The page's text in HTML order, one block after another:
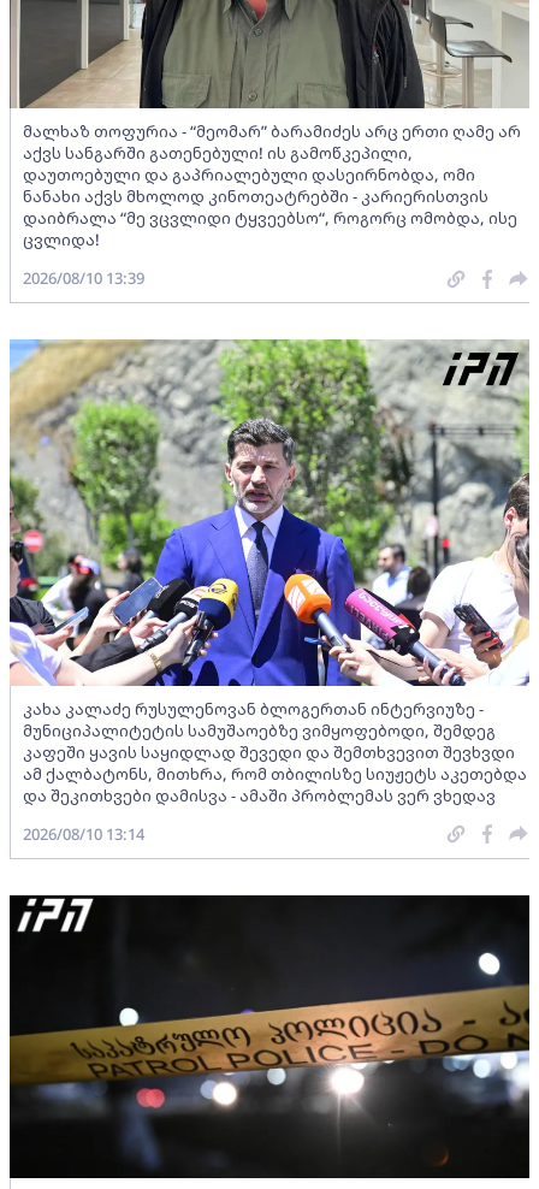
მალხაზ თოფურია - “მეომარ” ბარამიძეს არც ერთი ღამე არ
აქვს სანგარში გათენებული! ის გამოწკეპილი,
დაუთოებული და გაპრიალებული დასეირნობდა, ომი
ნანახი აქვს მხოლოდ კინოთეატრებში - კარიერისთვის
დაიბრალა “მე ვცვლიდი ტყვეებსო“, როგორც ომობდა, ისე
ცვლიდა!
2026/08/10 13:39
კახა კალაძე რუსულენოვან ბლოგერთან ინტერვიუზე -
მუნიციპალიტეტის სამუშაოებზე ვიმყოფებოდი, შემდეგ
კაფეში ყავის საყიდლად შევედი და შემთხვევით შევხვდი
ამ ქალბატონს, მითხრა, რომ თბილისზე სიუჟეტს აკეთებდა
და შეკითხვები დამისვა - ამაში პრობლემას ვერ ვხედავ
2026/08/10 13:14